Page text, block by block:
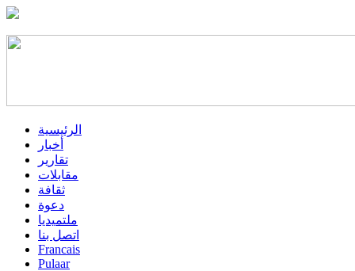
الرئيسية
أخبار
تقارير
مقابلات
ثقافة
دعوة
ملتميديا
اتصل بنا
Francais
Pulaar